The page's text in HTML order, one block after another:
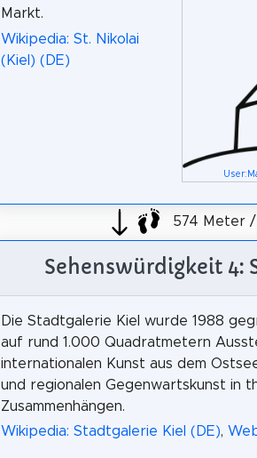
Markt.
Wikipedia: St. Nikolai
(Kiel) (DE)
574 Meter /
Sehenswürdigkeit 4:
Die Stadtgalerie Kiel wurde 1988
auf rund 1.000 Quadratmetern
internationalen Kunst aus dem
und regionalen Gegenwartskunst in
Zusammenhängen.
Wikipedia: Stadtgalerie Kiel (DE),